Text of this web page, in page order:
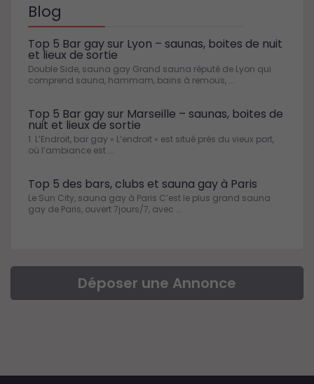
Blog
Top 5 Bar gay sur Lyon – saunas, boites de nuit
et lieux de sortie
Double Side, sauna gay Grand sauna réputé de Lyon qui
comprend sauna, hammam, bains à remous, ...
Top 5 Bar gay sur Marseille – saunas, boites de
nuit et lieux de sortie
1. L’Endroit, bar gay « L’endroit » est situé près du vieux port,
où l’ambiance est ...
Top 5 des bars, clubs et sauna gay à Paris
Le Sun City, sauna gay à Paris C’est le plus grand sauna
gay de Paris, ouvert 7jours/7, avec ...
Déposer une Annonce